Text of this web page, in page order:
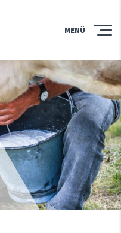
MENÜ